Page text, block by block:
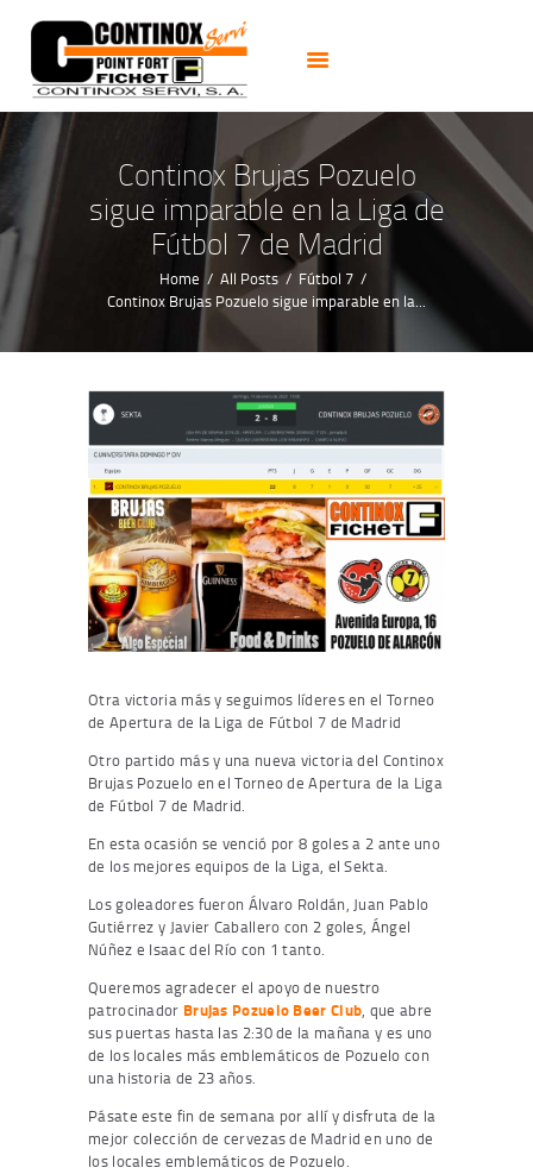
Continox Brujas Pozuelo
sigue imparable en la Liga de
Fútbol 7 de Madrid
Home All Posts
Fútbol 7
Continox Brujas Pozuelo sigue imparable en la...
PUERTAS
CERRADURAS
CAJAS FUERTES
CERRAJEROS 24H
ALARMAS CCTV
NOTICIAS
CONTACTO
Otra victoria más y seguimos líderes en el Torneo
de Apertura de la Liga de Fútbol 7 de Madrid
Otro partido más y una nueva victoria del Continox
Brujas Pozuelo en el Torneo de Apertura de la Liga
de Fútbol 7 de Madrid.
En esta ocasión se venció por 8 goles a 2 ante uno
de los mejores equipos de la Liga, el Sekta.
Los goleadores fueron Álvaro Roldán, Juan Pablo
Gutiérrez y Javier Caballero con 2 goles, Ángel
Núñez e Isaac del Río con 1 tanto.
Queremos agradecer el apoyo de nuestro
patrocinador Brujas Pozuelo Beer Club, que abre
sus puertas hasta las 2:30 de la mañana y es uno
de los locales más emblemáticos de Pozuelo con
una historia de 23 años.
Pásate este fin de semana por allí y disfruta de la
mejor colección de cervezas de Madrid en uno de
los locales emblemáticos de Pozuelo.